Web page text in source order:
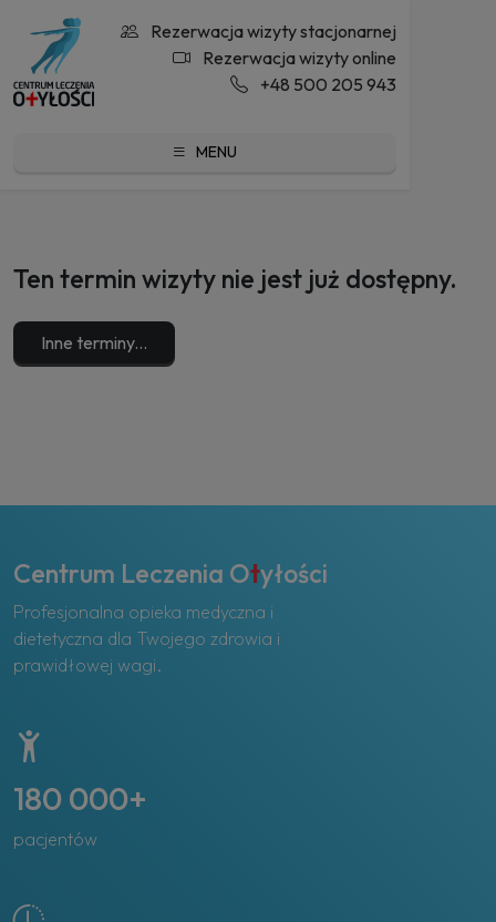
Rezerwacja wizyty stacjonarnej
Rezerwacja wizyty online
+48 500 205 943
MENU
Ten termin wizyty nie jest już dostępny.
Inne terminy...
Centrum Leczenia Otyłości
Profesjonalna opieka medyczna i
dietetyczna dla Twojego zdrowia i
prawidłowej wagi.
180 000+
pacjentów